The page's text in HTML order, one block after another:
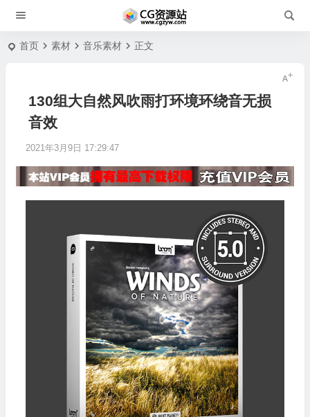
首页 素材 音乐素材 正文
130组大自然风吹雨打环境环绕音无损
音效
2021年3月9日 17:29:47